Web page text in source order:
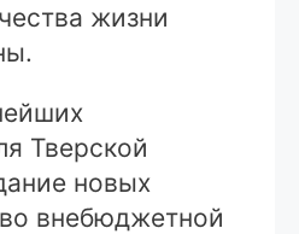
жизни
Тверской
новых
внебюджетной